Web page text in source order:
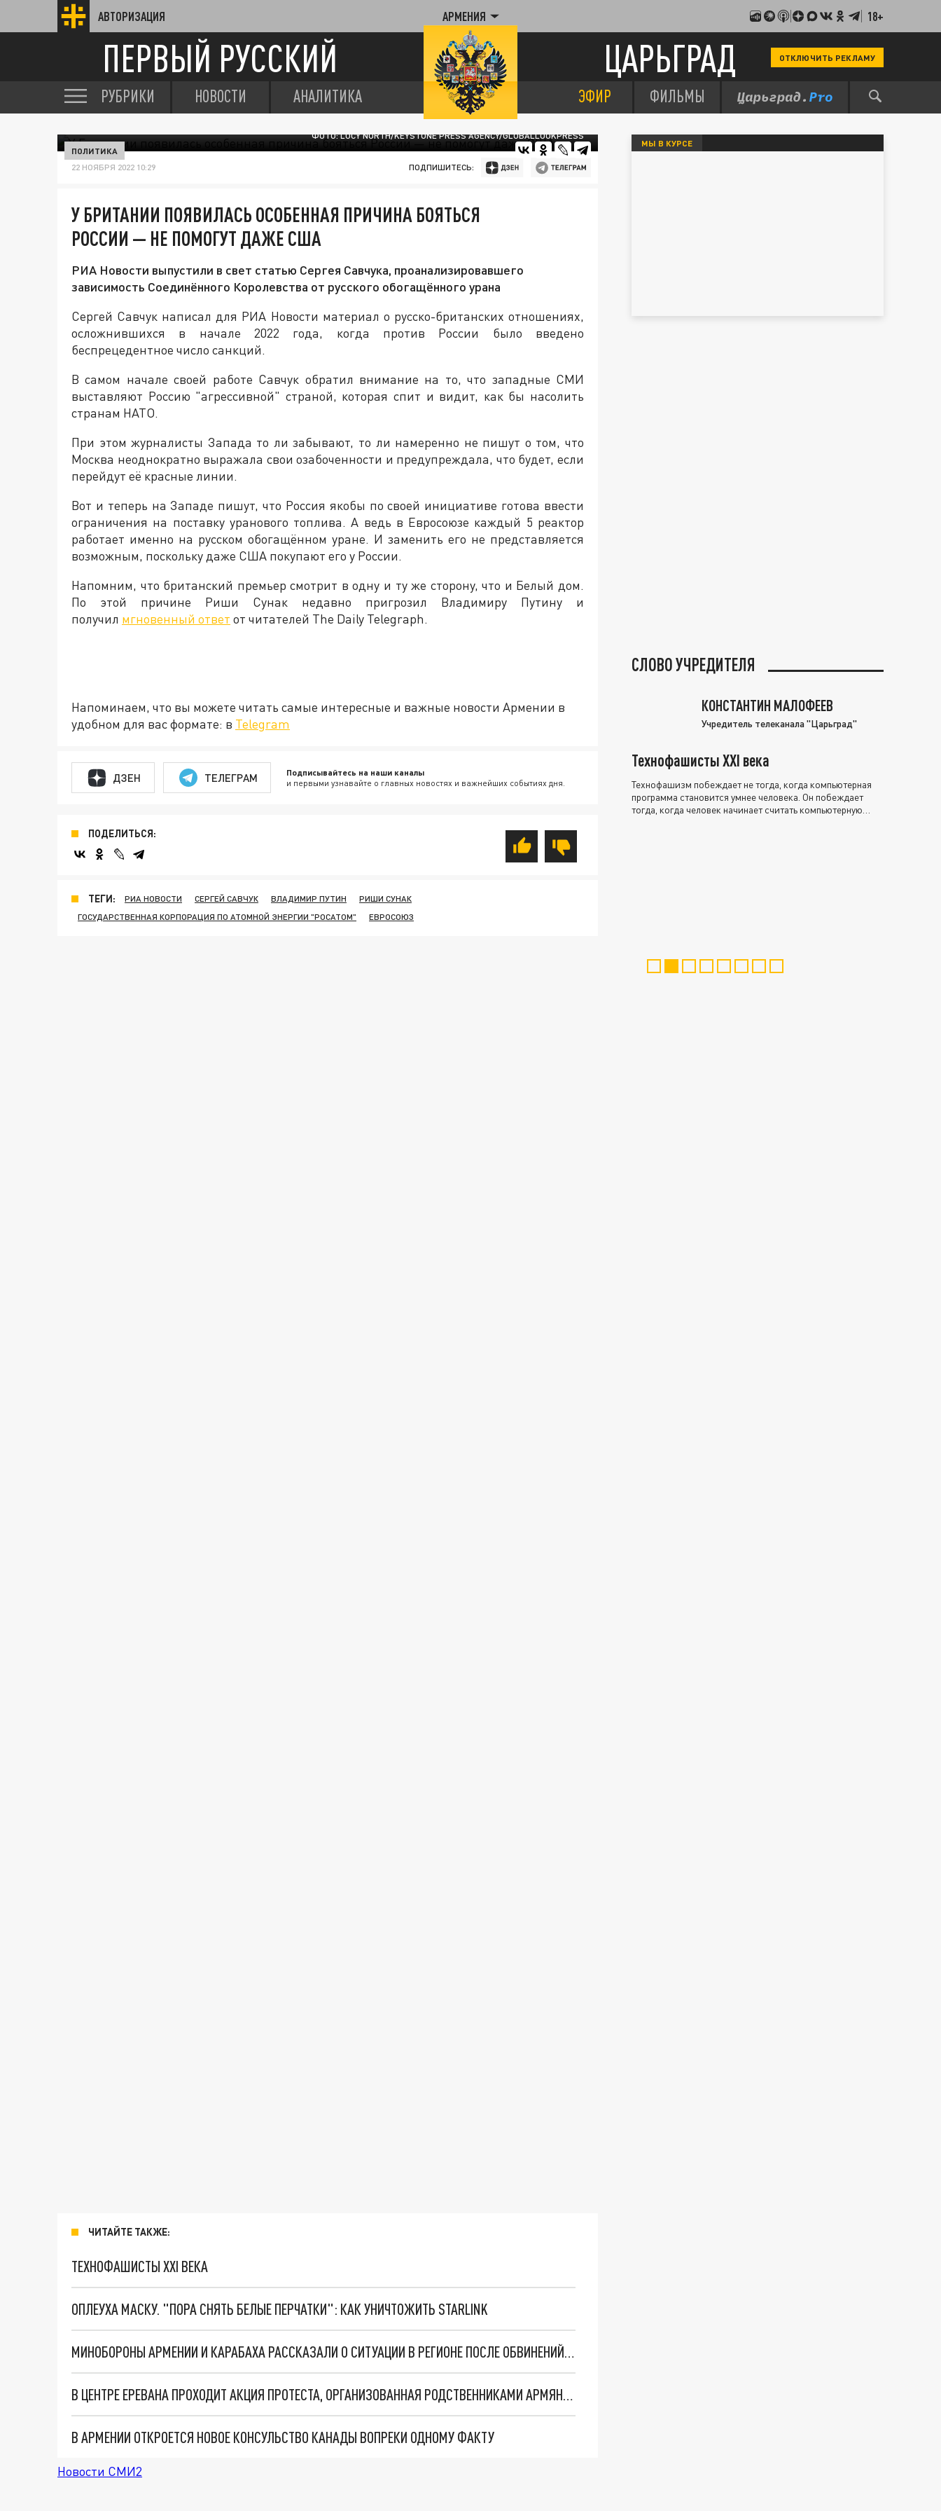
АВТОРИЗАЦИЯ АРМЕНИЯ 18+
ПЕРВЫЙ РУССКИЙ ЦАРЬГРАД ОТКЛЮЧИТЬ РЕКЛАМУ
РУБРИКИ НОВОСТИ АНАЛИТИКА ЭФИР ФИЛЬМЫ
ФОТО: LUCY NORTH/KEYSTONE PRESS AGENCY/GLOBALLOOKPRESS
ПОЛИТИКА
22 НОЯБРЯ 2022 10:29 ПОДПИШИТЕСЬ:
У БРИТАНИИ ПОЯВИЛАСЬ ОСОБЕННАЯ ПРИЧИНА БОЯТЬСЯ
РОССИИ — НЕ ПОМОГУТ ДАЖЕ США
РИА Новости выпустили в свет статью Сергея Савчука, проанализировавшего
зависимость Соединённого Королевства от русского обогащённого урана
Сергей Савчук написал для РИА Новости материал о русско-британских отношениях,
осложнившихся в начале 2022 года, когда против России было введено
беспрецедентное число санкций.
В самом начале своей работе Савчук обратил внимание на то, что западные СМИ
выставляют Россию "агрессивной" страной, которая спит и видит, как бы насолить
странам НАТО.
При этом журналисты Запада то ли забывают, то ли намеренно не пишут о том, что
Москва неоднократно выражала свои озабоченности и предупреждала, что будет, если
перейдут её красные линии.
Вот и теперь на Западе пишут, что Россия якобы по своей инициативе готова ввести
ограничения на поставку уранового топлива. А ведь в Евросоюзе каждый 5 реактор
работает именно на русском обогащённом уране. И заменить его не представляется
возможным, поскольку даже США покупают его у России.
Напомним, что британский премьер смотрит в одну и ту же сторону, что и Белый дом.
По этой причине Риши Сунак недавно пригрозил Владимиру Путину и
получил мгновенный ответ от читателей The Daily Telegraph.
Напоминаем, что вы можете читать самые интересные и важные новости Армении в
удобном для вас формате: в Telegram
ДЗЕН ТЕЛЕГРАМ Подписывайтесь на наши каналы
и первыми узнавайте о главных новостях и важнейших событиях дня.
ПОДЕЛИТЬСЯ:
ТЕГИ: РИА НОВОСТИ СЕРГЕЙ САВЧУК ВЛАДИМИР ПУТИН
РИШИ СУНАК
ГОСУДАРСТВЕННАЯ КОРПОРАЦИЯ ПО АТОМНОЙ ЭНЕРГИИ "РОСАТОМ"
ЕВРОСОЮЗ
ЧИТАЙТЕ ТАКЖЕ:
ТЕХНОФАШИСТЫ XXI ВЕКА
ОПЛЕУХА МАСКУ. "ПОРА СНЯТЬ БЕЛЫЕ ПЕРЧАТКИ": КАК УНИЧТОЖИТЬ STARLINK
МИНОБОРОНЫ АРМЕНИИ И КАРАБАХА РАССКАЗАЛИ О СИТУАЦИИ В РЕГИОНЕ ПОСЛЕ ОБВИНЕНИЙ БАКУ
В ЦЕНТРЕ ЕРЕВАНА ПРОХОДИТ АКЦИЯ ПРОТЕСТА, ОРГАНИЗОВАННАЯ РОДСТВЕННИКАМИ АРМЯНСКИХ ПЛЕННЫХ
В АРМЕНИИ ОТКРОЕТСЯ НОВОЕ КОНСУЛЬСТВО КАНАДЫ ВОПРЕКИ ОДНОМУ ФАКТУ
Новости СМИ2
МЫ В КУРСЕ
СЛОВО УЧРЕДИТЕЛЯ
КОНСТАНТИН МАЛОФЕЕВ
Учредитель телеканала "Царьград"
Технофашисты XXI века
Технофашизм побеждает не тогда, когда компьютерная
программа становится умнее человека. Он побеждает
тогда, когда человек начинает считать компьютерную